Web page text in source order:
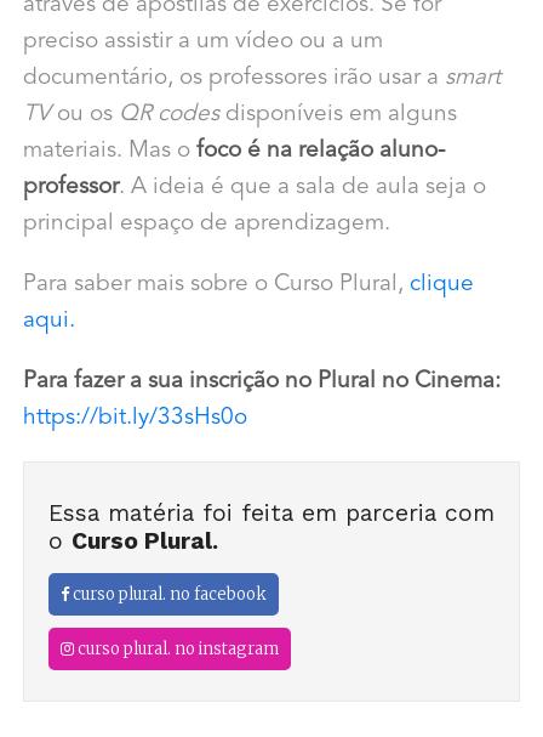
através de apostilas de exercícios. Se for
preciso assistir a um vídeo ou a um
documentário, os professores irão usar a smart
TVou os QR codesdisponíveis em alguns
materiais. Mas o foco é na relação aluno-
professor. A ideia é que a sala de aula seja o
principal espaço de aprendizagem.
Para saber mais sobre o Curso Plural, clique
aqui.
Para fazer a sua inscrição no Plural no Cinema:
https://bit.ly/33sHs0o
Essa matéria foi feita em parceria com
o Curso Plural.
curso plural. no facebook
curso plural. no instagram